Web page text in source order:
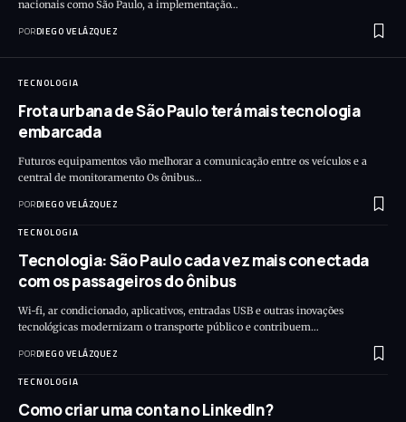
nacionais como São Paulo, a implementação…
PORDIEGO VELÁZQUEZ
TECNOLOGIA
Frota urbana de São Paulo terá mais tecnologia
embarcada
Futuros equipamentos vão melhorar a comunicação entre os veículos e a
central de monitoramento Os ônibus…
PORDIEGO VELÁZQUEZ
TECNOLOGIA
Tecnologia: São Paulo cada vez mais conectada
com os passageiros do ônibus
Wi-fi, ar condicionado, aplicativos, entradas USB e outras inovações
tecnológicas modernizam o transporte público e contribuem…
PORDIEGO VELÁZQUEZ
TECNOLOGIA
Como criar uma conta no LinkedIn?